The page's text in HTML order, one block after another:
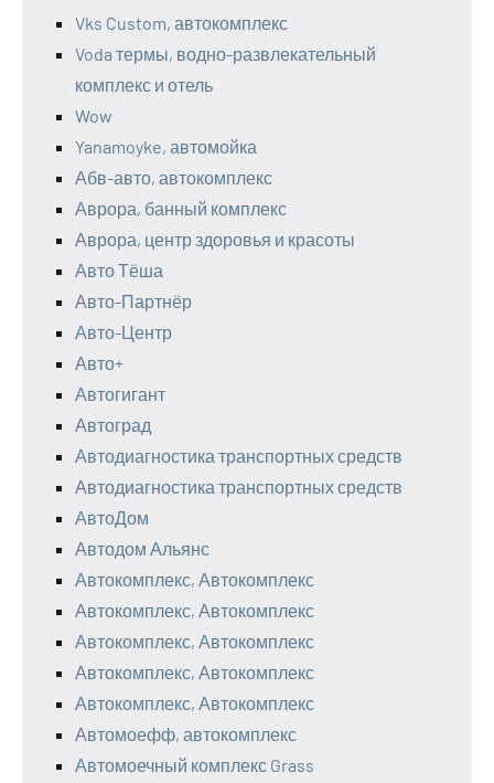
Vks Custom, автокомплекс
Voda термы, водно-развлекательный
комплекс и отель
Wow
Yanamoyke, автомойка
Абв-авто, автокомплекс
Аврора, банный комплекс
Аврора, центр здоровья и красоты
Авто Тёша
Авто-Партнёр
Авто-Центр
Авто+
Автогигант
Автоград
Автодиагностика транспортных средств
Автодиагностика транспортных средств
АвтоДом
Автодом Альянс
Автокомплекс, Автокомплекс
Автокомплекс, Автокомплекс
Автокомплекс, Автокомплекс
Автокомплекс, Автокомплекс
Автокомплекс, Автокомплекс
Автомоефф, автокомплекс
Автомоечный комплекс Grass